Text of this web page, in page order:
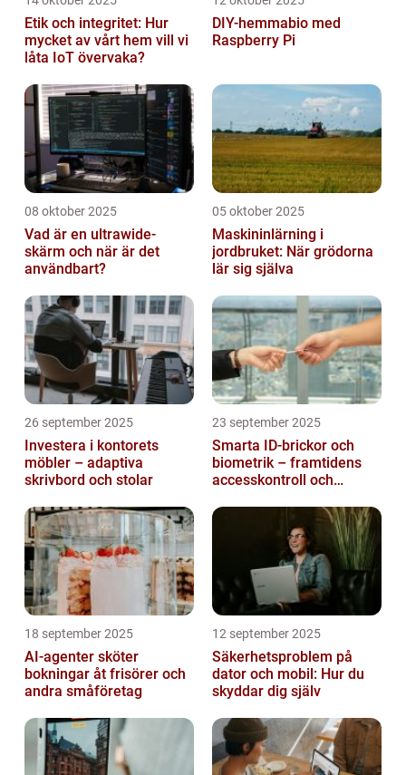
Etik och integritet: Hur
mycket av vårt hem vill vi
låta IoT övervaka?
DIY-hemmabio med
Raspberry Pi
08 oktober 2025
Vad är en ultrawide-
skärm och när är det
användbart?
05 oktober 2025
Maskininlärning i
jordbruket: När grödorna
lär sig själva
26 september 2025
Investera i kontorets
möbler – adaptiva
skrivbord och stolar
23 september 2025
Smarta ID-brickor och
biometrik – framtidens
accesskontroll och
18 september 2025
AI-agenter sköter
bokningar åt frisörer och
andra småföretag
12 september 2025
Säkerhetsproblem på
dator och mobil: Hur du
skyddar dig själv